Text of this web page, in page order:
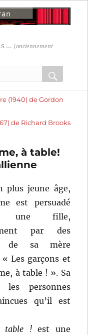
... (anciennement
OK
(1940) de Gordon
de Richard Brooks
à table!
plus jeune âge,
est persuadé
une fille,
par des
de sa mère
Les garçons et
à table ! ». Sa
les personnes
qu’il est
table !est une